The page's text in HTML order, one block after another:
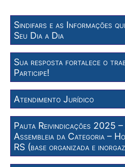
Sindifars e as Informações
Seu Dia a Dia
Sua resposta fortalece o
Participe!
Atendimento Jurídico
Pauta Reivindicações 2025
Assembleia da Categoria –
RS (base organizada e